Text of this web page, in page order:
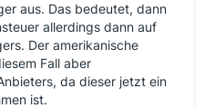
aus. Das bedeutet, dann
allerdings dann auf
Der amerikanische
Fall aber
da dieser jetzt ein
ist.